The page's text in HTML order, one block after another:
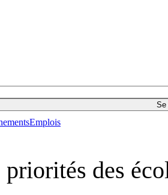
Se
Emplois
des